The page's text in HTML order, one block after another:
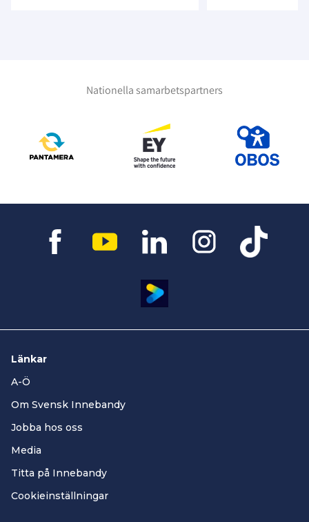
Nationella samarbetspartners
Länkar
A-Ö
Om Svensk Innebandy
Jobba hos oss
Media
Titta på Innebandy
Cookieinställningar